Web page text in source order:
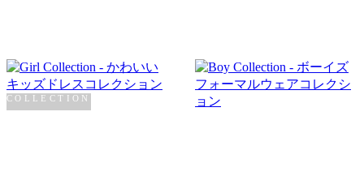
COLLECTION